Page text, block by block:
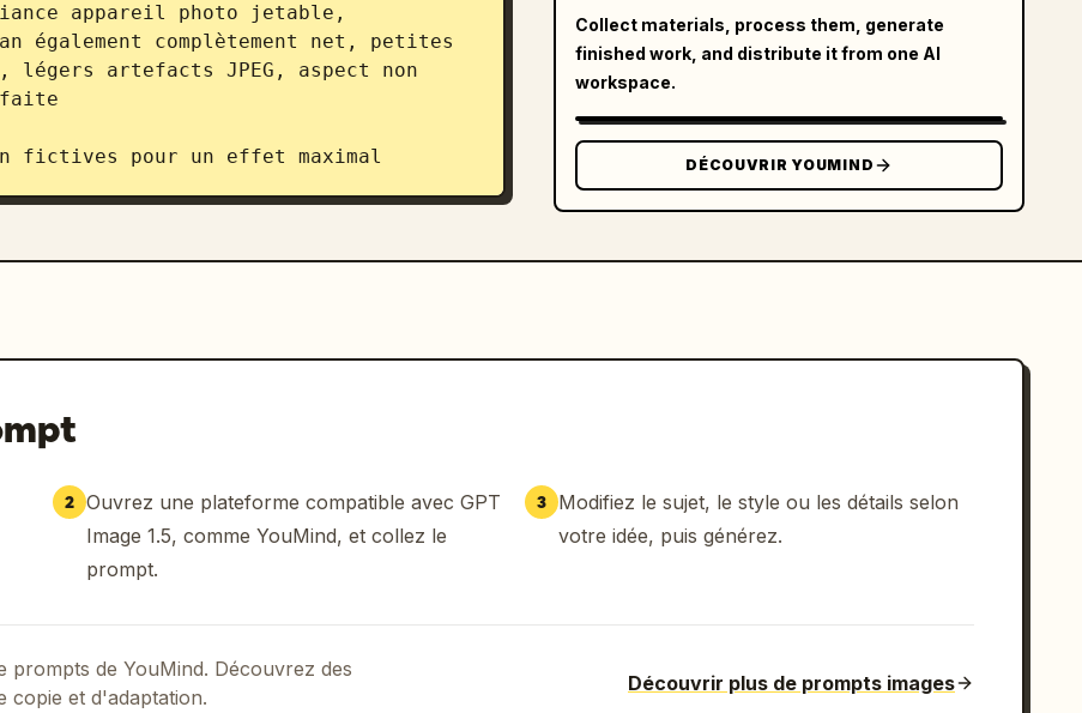
appareil photo jetable,
également complètement net, petites
artefacts JPEG, aspect non
fictives pour un effet maximal
Collect materials, process them, generate
finished work, and distribute it from one AI
workspace.
DÉCOUVRIR YOUMIND
2 Ouvrez une plateforme compatible avec GPT
Image 1.5, comme YouMind, et collez le
prompt.
3
Modifiez le sujet, le style ou les détails selon
votre idée, puis générez.
prompts de YouMind. Découvrez des
copie et d'adaptation.
Découvrir plus de prompts images